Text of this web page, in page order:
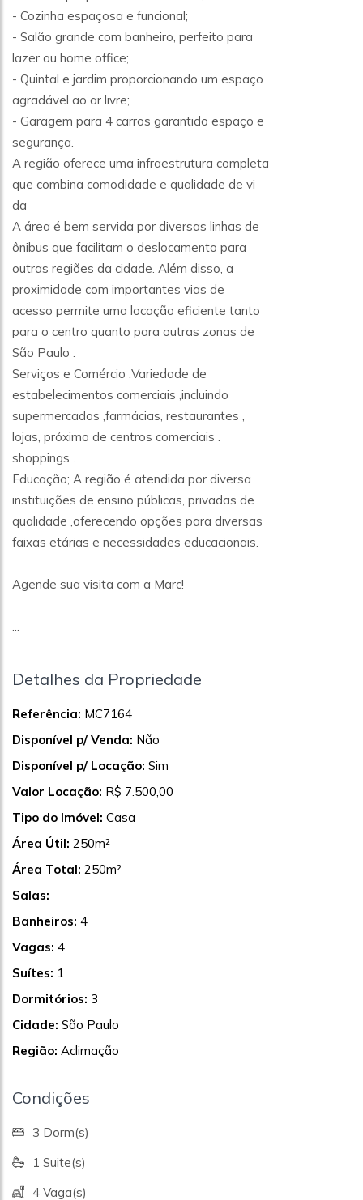
- Cozinha espaçosa e funcional;
- Salão grande com banheiro, perfeito para
lazer ou home office;
- Quintal e jardim proporcionando um espaço
agradável ao ar livre;
- Garagem para 4 carros garantido espaço e
segurança.
A região oferece uma infraestrutura completa
que combina comodidade e qualidade de vi
da
A área é bem servida por diversas linhas de
ônibus que facilitam o deslocamento para
outras regiões da cidade. Além disso, a
proximidade com importantes vias de
acesso permite uma locação eficiente tanto
para o centro quanto para outras zonas de
São Paulo .
Serviços e Comércio :Variedade de
estabelecimentos comerciais ,incluindo
supermercados ,farmácias, restaurantes ,
lojas, próximo de centros comerciais .
shoppings .
Educação; A região é atendida por diversa
instituições de ensino públicas, privadas de
qualidade ,oferecendo opções para diversas
faixas etárias e necessidades educacionais.
Agende sua visita com a Marc!
...
Detalhes da Propriedade
Referência: MC7164
Disponível p/ Venda: Não
Disponível p/ Locação: Sim
Valor Locação: R$ 7.500,00
Tipo do Imóvel: Casa
Área Útil: 250m²
Área Total: 250m²
Salas:
Banheiros: 4
Vagas: 4
Suítes: 1
Dormitórios: 3
Cidade: São Paulo
Região: Aclimação
Condições
3 Dorm(s)
1 Suite(s)
4 Vaga(s)